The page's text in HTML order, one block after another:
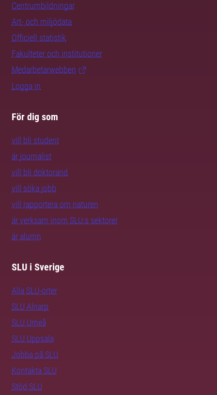
Centrumbildningar
Art- och miljödata
Officiell statistik
Fakulteter och institutioner
Medarbetarwebben
Logga in
För dig som
vill bli student
är journalist
vill bli doktorand
vill söka jobb
vill rapportera om naturen
är verksam inom SLU:s sektorer
är alumn
SLU i Sverige
Alla SLU-orter
SLU Alnarp
SLU Umeå
SLU Uppsala
Jobba på SLU
Kontakta SLU
Stöd SLU